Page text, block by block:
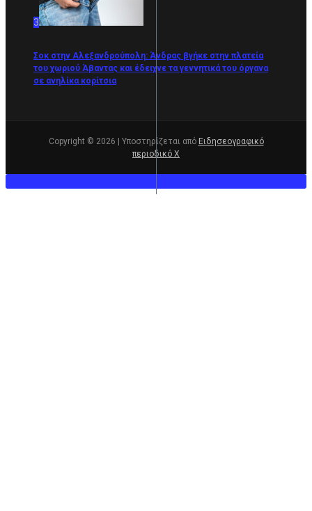
3
Σοκ στην Αλεξανδρούπολη: Άνδρας βγήκε στην πλατεία
του χωριού Άβαντας και έδειχνε τα γεννητικά του όργανα
σε ανηλίκα κορίτσια
Copyright © 2026 | Υποστηρίζεται από Ειδησεογραφικό
περιοδικό Χ